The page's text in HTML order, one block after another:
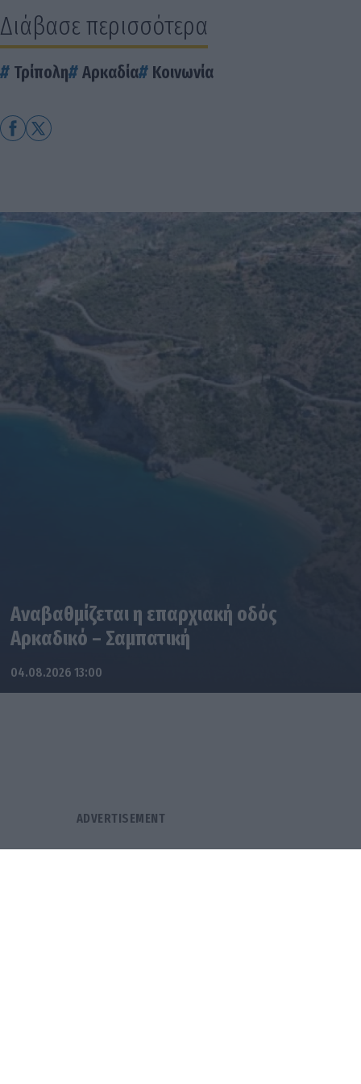
Διάβασε περισσότερα
Τρίπολη Αρκαδία Κοινωνία
Αναβαθμίζεται η επαρχιακή οδός
Αρκαδικό – Σαμπατική
04.08.2026 13:00